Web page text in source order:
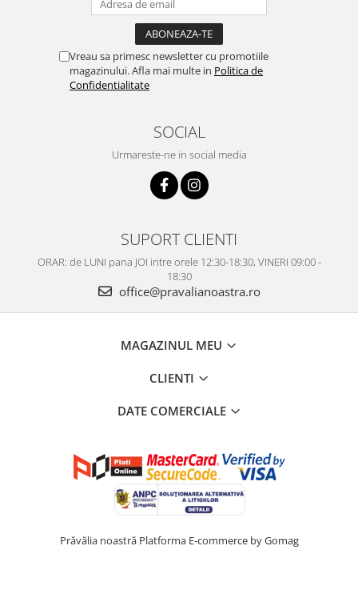
Vreau sa primesc newsletter cu promotiile
magazinului. Afla mai multe in Politica de
Confidentialitate
SOCIAL
Urmareste-ne in social media
SUPORT CLIENTI
ORAR: de LUNI pana JOI intre orele 12:30-18:30, VINERI 09:00 -
18:30
office@pravalianoastra.ro
MAGAZINUL MEU
CLIENTI
DATE COMERCIALE
Prăvălia noastră Platforma E-commerce by Gomag